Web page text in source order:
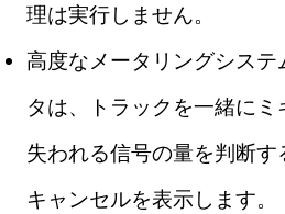
理は実行しません。
高度なメータリングシス
タは、トラックを一緒に
失われる信号の量を判断
キャンセルを表示します。